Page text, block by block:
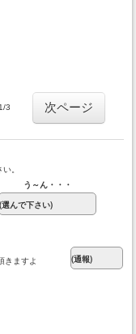
1/3 次ページ
。
う～ん・・・
きますよ